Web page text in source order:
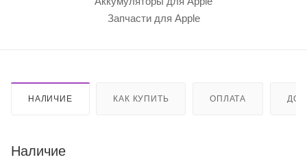
Запчасти для Apple
НАЛИЧИЕ КАК КУПИТЬ ОПЛАТА
Наличие